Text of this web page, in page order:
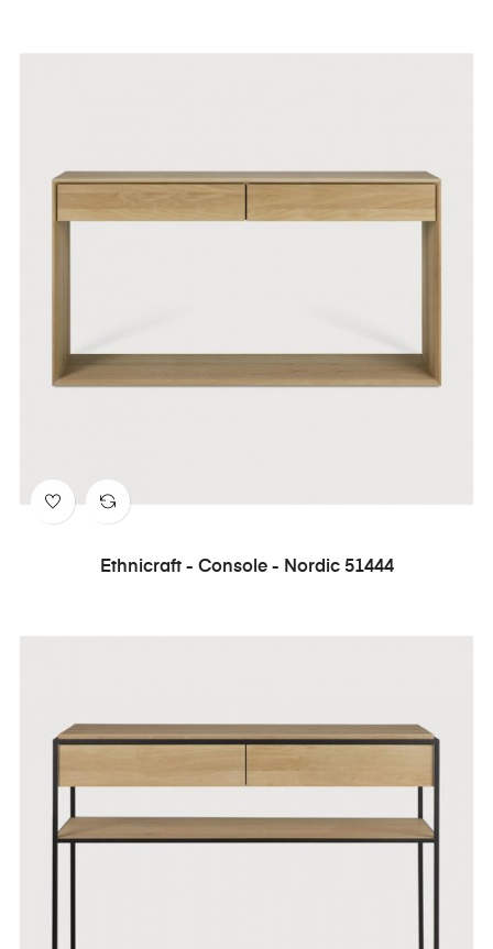
Ethnicraft - Console - Nordic 51444